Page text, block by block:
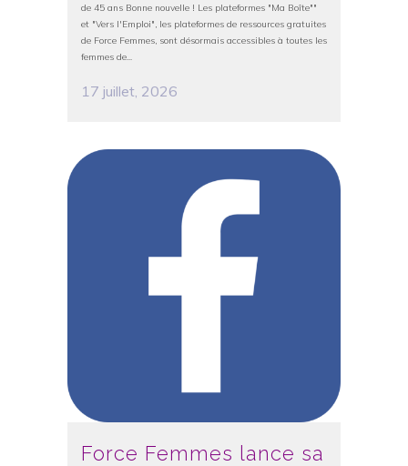
de 45 ans Bonne nouvelle ! Les plateformes "Ma Boîte""
et "Vers l'Emploi", les plateformes de ressources gratuites
de Force Femmes, sont désormais accessibles à toutes les
femmes de...
17 juillet, 2026
Force Femmes lance sa